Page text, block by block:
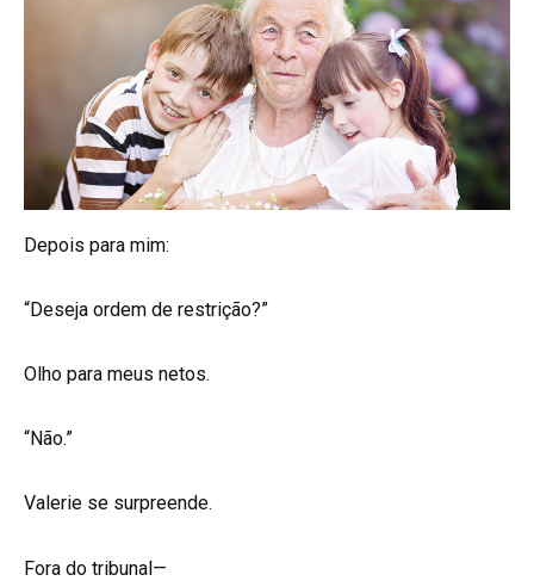
Depois para mim:
“Deseja ordem de restrição?”
Olho para meus netos.
“Não.”
Valerie se surpreende.
Fora do tribunal—